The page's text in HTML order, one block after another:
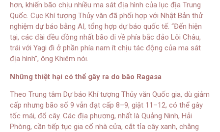
hơn, khiến bão chịu nhiều ma sát địa hình của lục địa Trung
Quốc. Cục Khí tượng Thủy văn đã phối hợp với Nhật Bản thử
nghiệm dự báo bằng AI, tổng hợp dự báo quốc tế. “Đến hiện
tại, các đài đều đồng nhất bão đi về phía bắc đảo Lôi Châu,
trái với Yagi đi ở phần phía nam ít chịu tác động của ma sát
địa hình”, ông Khiêm nói.
Những thiệt hại có thể gây ra do bão Ragasa
Theo Trung tâm Dự báo Khí tượng Thủy văn Quốc gia, dù giảm
cấp nhưng bão số 9 vẫn đạt cấp 8–9, giật 11–12, có thể gây
tốc mái, đổ cây. Các địa phương, nhất là Quảng Ninh, Hải
Phòng, cần tiếp tục gia cố nhà cửa, cắt tỉa cây xanh, chằng